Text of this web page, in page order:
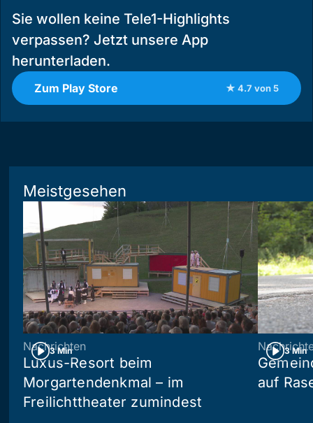
Sie wollen keine Tele1-Highlights
verpassen? Jetzt unsere App
herunterladen.
Zum Play Store ★ 4.7 von 5
Meistgesehen
3 Min
Nachrichten
Luxus-Resort beim
Morgartendenkmal – im
Freilichttheater zumindest
3 Min
auf